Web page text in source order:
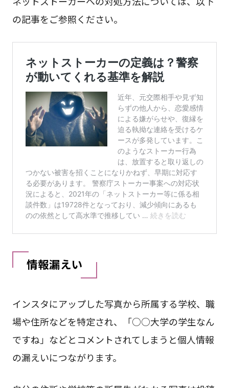
の記事をご参照ください。
情報漏えい
インスタにアップした写真から所属する学校、職
場や住所などを特定され、「○○大学の学生なん
ですね」などとコメントされてしまうと個人情報
の漏えいにつながります。